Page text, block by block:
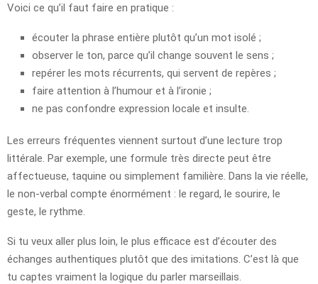
Voici ce qu’il faut faire en pratique :
écouter la phrase entière plutôt qu’un mot isolé ;
observer le ton, parce qu’il change souvent le sens ;
repérer les mots récurrents, qui servent de repères ;
faire attention à l’humour et à l’ironie ;
ne pas confondre expression locale et insulte.
Les erreurs fréquentes viennent surtout d’une lecture trop
littérale. Par exemple, une formule très directe peut être
affectueuse, taquine ou simplement familière. Dans la vie réelle,
le non-verbal compte énormément : le regard, le sourire, le
geste, le rythme.
Si tu veux aller plus loin, le plus efficace est d’écouter des
échanges authentiques plutôt que des imitations. C’est là que
tu captes vraiment la logique du parler marseillais.